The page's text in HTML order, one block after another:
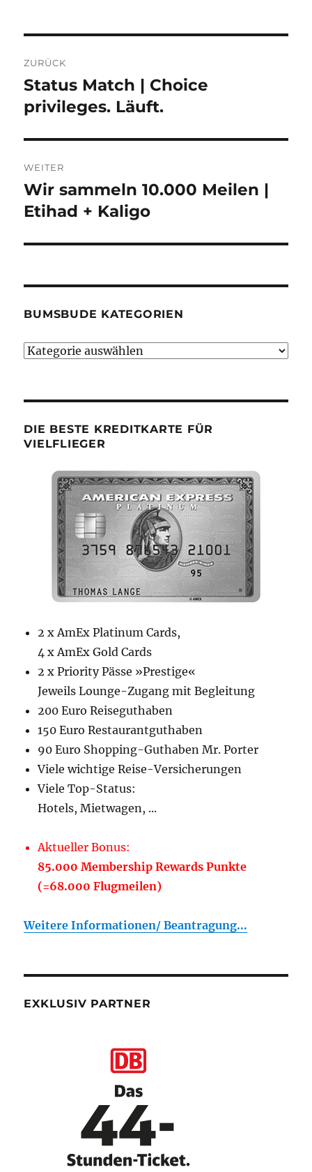
ZURÜCK
Vorheriger
Beitrag:
Status Match | Choice
privileges. Läuft.
WEITER
Nächster
Beitrag:
Wir sammeln 10.000 Meilen |
Etihad + Kaligo
BUMSBUDE KATEGORIEN
Bumsbude
DIE BESTE KREDITKARTE FÜR
VIELFLIEGER
2 x AmEx Platinum Cards,
4 x AmEx Gold Cards
2 x Priority Pässe »Prestige«
Jeweils Lounge-Zugang mit Begleitung
200 Euro Reiseguthaben
150 Euro Restaurantguthaben
90 Euro Shopping-Guthaben Mr. Porter
Viele wichtige Reise-Versicherungen
Viele Top-Status:
Hotels, Mietwagen, ...
Aktueller Bonus:
85.000 Membership Rewards Punkte
(=68.000 Flugmeilen)
Weitere Informationen/ Beantragung...
EXKLUSIV PARTNER